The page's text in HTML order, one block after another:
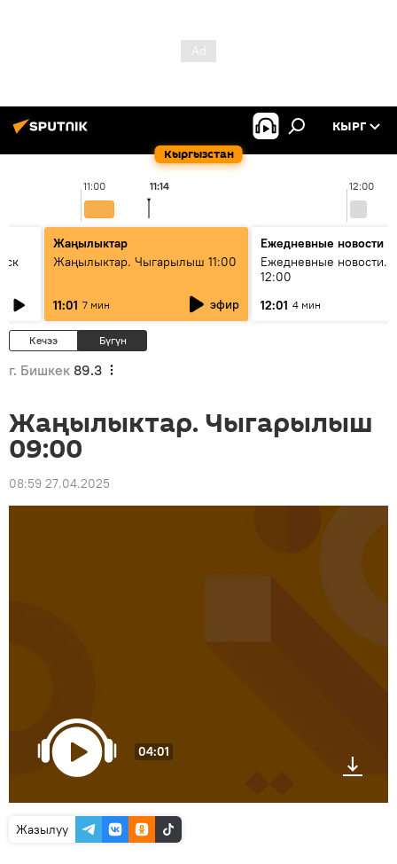
Кыргызстан
КЫРГ
11:00 12:00
11:14
Жаңылыктар
Жаңылыктар. Чыгарылыш 11:00
11:01 7 мин эфир
Ежедневные новости
Ежедневные новости.
12:00
12:01 4 мин
Кечээ Бүгүн
г. Бишкек 89.3
Жаңылыктар. Чыгарылыш
09:00
08:59 27.04.2025
04:01
Жазылуу